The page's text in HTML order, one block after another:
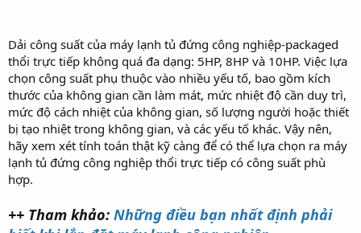
Dải công suất của máy lạnh tủ đứng công nghiệp-packaged
thổi trực tiếp không quá đa dạng: 5HP, 8HP và 10HP. Việc lựa
chọn công suất phụ thuộc vào nhiều yếu tố, bao gồm kích
thước của không gian cần làm mát, mức nhiệt độ cần duy trì,
mức độ cách nhiệt của không gian, số lượng người hoặc thiết
bị tạo nhiệt trong không gian, và các yếu tố khác. Vậy nên,
hãy xem xét tính toán thật kỹ càng để có thể lựa chọn ra máy
lạnh tủ đứng công nghiệp thổi trực tiếp có công suất phù
hợp.
++ Tham khảo: Những điều bạn nhất định phải